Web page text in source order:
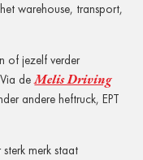
warehouse, transport,
of jezelf verder
Via deMelis Driving
andere heftruck, EPT
merk staat